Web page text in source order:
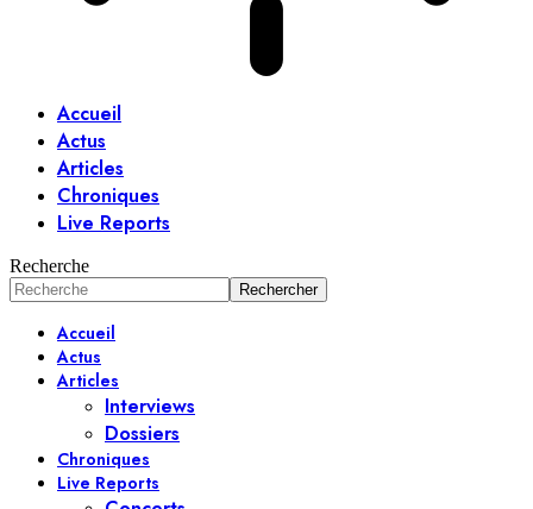
Accueil
Actus
Articles
Chroniques
Live Reports
Recherche
Accueil
Actus
Articles
Interviews
Dossiers
Chroniques
Live Reports